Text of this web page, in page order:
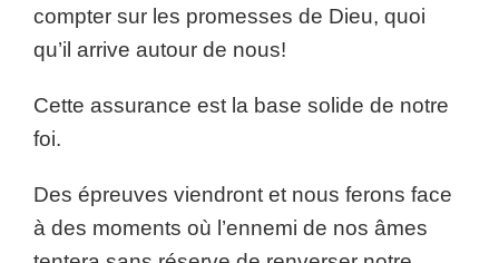
compter sur les promesses de Dieu, quoi
qu’il arrive autour de nous!
Cette assurance est la base solide de notre
foi.
Des épreuves viendront et nous ferons face
à des moments où l’ennemi de nos âmes